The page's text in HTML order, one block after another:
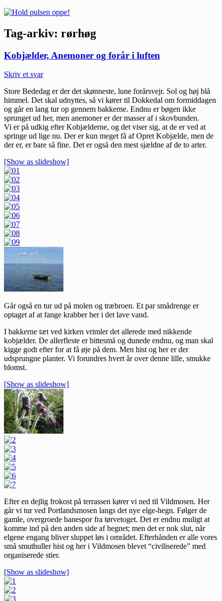
Tag-arkiv: rørhøg
Kobjælder, Anemoner og forår i luften
Skriv et svar
Store Bededag er der det skønneste, lune forårsvejr. Sol og høj blå
himmel. Det skal udnyttes, så vi kører til Dokkedal om formiddagen
og går en lang tur op gennem bakkerne. Endnu er bøgen ikke
sprunget ud her, men anemoner er der masser af i skovbunden.
Vi er på udkig efter Kobjælderne, og det viser sig, at de er ved at
springe ud lige nu. Der er kun meget få af Opret Kobjælde, men de
der er, er bare så fine. Det er også den mest sjældne af de to arter.
[Show as slideshow]
Går også en tur ud på molen og træbroen. Et par smådrenge er
optaget af at fange krabber her i det lave vand.
I bakkerne tæt ved kirken vrimler det allerede med nikkende
kobjælder. De allerfleste er bittesmå og dunede endnu, og man skal
kigge godt efter for at få øje på dem. Men hist og her er der
udsprungne planter. Vi forundres hvert år over denne lille, smukke
blomst.
[Show as slideshow]
Efter en dejlig frokost på terrassen kører vi ned til Vildmosen. Her
går vi tur ved Portlandsmosen langs det nye elge-hegn. Følger de
gamle, overgroede banespor fra tørvetoget. Det er endnu muligt at
komme ind på den anden side af hegnet; men det er nok slut, når
elgene engang bliver sluppet løs i området. Efterhånden er alle vores
små smuthuller hist og her i Vildmosen blevet “civiliserede” med
organiserede stier.
[Show as slideshow]